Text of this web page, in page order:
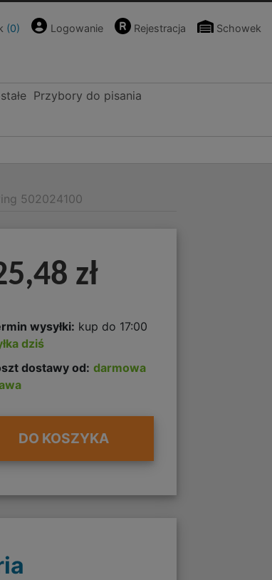
(0) Logowanie Rejestracja Schowek
Przybory do pisania
502024100
zł
wysyłki: kup do 17:00
dziś
dostawy od: darmowa
DO KOSZYKA